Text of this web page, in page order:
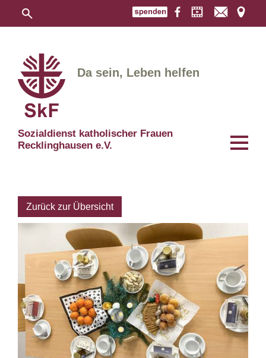
Sozialdienst katholischer Frauen
Recklinghausen e.V.
Da sein, Leben helfen
Zurück zur Übersicht